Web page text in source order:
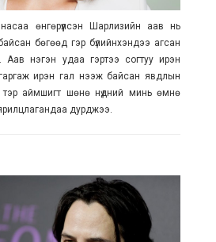
өнгөрүүлсэн Шарлизийн аав нь
бөгөөд гэр бүлийнхэндээ агсан
Аав нэгэн удаа гэртээ согтуу ирэн
гаргаж ирэн гал нээж байсан явдлын
аймшигт шөнө нүдний минь өмнө
дурджээ.